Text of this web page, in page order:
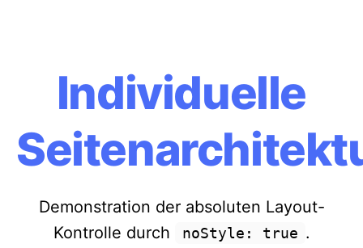
Individuelle
Demonstration der absoluten Layout-
Kontrolle durch
noStyle: true .